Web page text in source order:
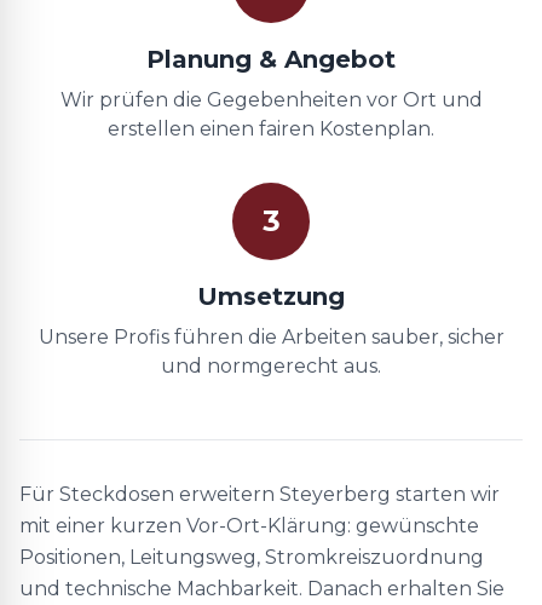
Planung & Angebot
Wir prüfen die Gegebenheiten vor Ort und
erstellen einen fairen Kostenplan.
3
Umsetzung
Unsere Profis führen die Arbeiten sauber, sicher
und normgerecht aus.
Für Steckdosen erweitern Steyerberg starten wir
mit einer kurzen Vor-Ort-Klärung: gewünschte
Positionen, Leitungsweg, Stromkreiszuordnung
und technische Machbarkeit. Danach erhalten Sie